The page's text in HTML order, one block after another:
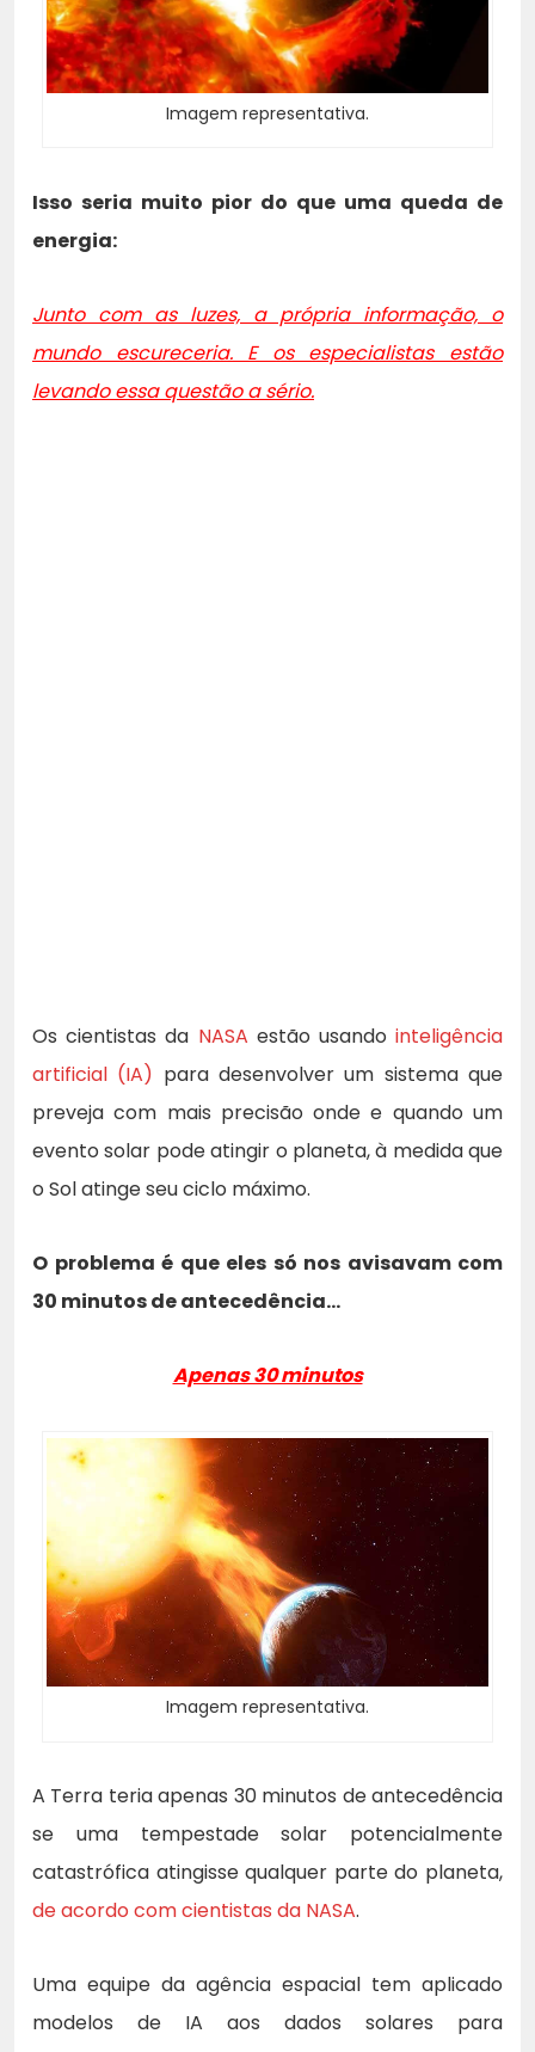
Imagem representativa.
Isso seria muito pior do que uma queda de
energia:
Junto com as luzes, a própria informação, o
mundo escureceria. E os especialistas estão
levando essa questão a sério.
Os cientistas da NASA estão usando inteligência
artificial (IA) para desenvolver um sistema que
preveja com mais precisão onde e quando um
evento solar pode atingir o planeta, à medida que
o Sol atinge seu ciclo máximo.
O problema é que eles só nos avisavam com
30 minutos de antecedência…
Apenas 30 minutos
Imagem representativa.
A Terra teria apenas 30 minutos de antecedência
se uma tempestade solar potencialmente
catastrófica atingisse qualquer parte do planeta,
de acordo com cientistas da NASA.
Uma equipe da agência espacial tem aplicado
modelos de IA aos dados solares para